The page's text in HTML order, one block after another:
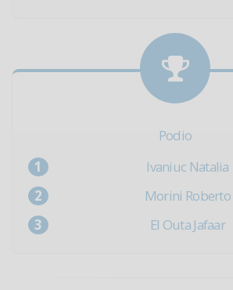
Podio
Ivaniuc Natalia
Morini Roberto
El Outa Jafaar